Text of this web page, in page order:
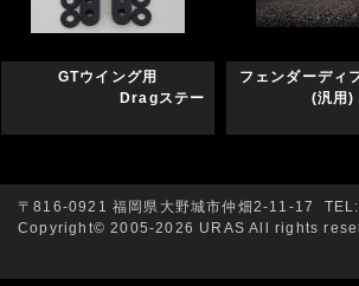
GTウイング用
Dragステー
フェンダーディ
(汎用)
〒816-0921 福岡県大野城市仲畑2-11-17
Copyright© 2005-2026 URAS All rights